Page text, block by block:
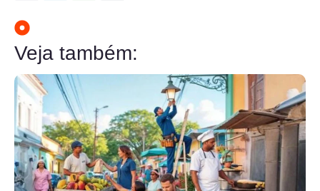
Veja também: